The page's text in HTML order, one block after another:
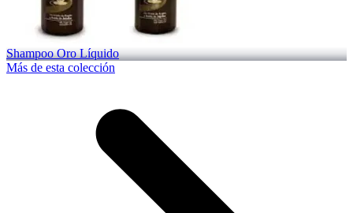
Shampoo Oro Líquido
Más de esta colección